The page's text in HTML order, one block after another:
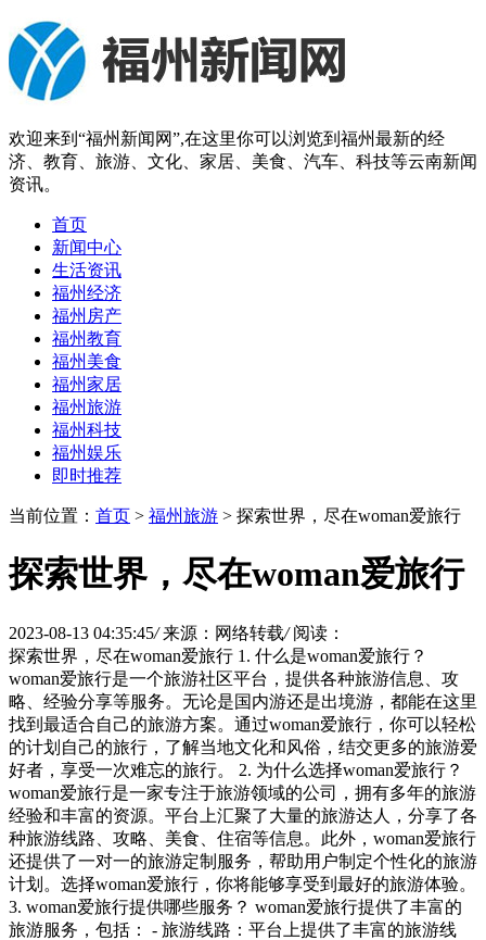
欢迎来到“福州新闻网”,在这里你可以浏览到福州最新的经
济、教育、旅游、文化、家居、美食、汽车、科技等云南新闻
资讯。
首页
新闻中心
生活资讯
福州经济
福州房产
福州教育
福州美食
福州家居
福州旅游
福州科技
福州娱乐
即时推荐
当前位置： 首页 > 福州旅游 > 探索世界，尽在woman爱旅行
探索世界，尽在woman爱旅行
2023-08-13 04:35:45/ 来源：网络转载/ 阅读：
探索世界，尽在woman爱旅行 1. 什么是woman爱旅行？
woman爱旅行是一个旅游社区平台，提供各种旅游信息、攻
略、经验分享等服务。无论是国内游还是出境游，都能在这里
找到最适合自己的旅游方案。通过woman爱旅行，你可以轻松
的计划自己的旅行，了解当地文化和风俗，结交更多的旅游爱
好者，享受一次难忘的旅行。 2. 为什么选择woman爱旅行？
woman爱旅行是一家专注于旅游领域的公司，拥有多年的旅游
经验和丰富的资源。平台上汇聚了大量的旅游达人，分享了各
种旅游线路、攻略、美食、住宿等信息。此外，woman爱旅行
还提供了一对一的旅游定制服务，帮助用户制定个性化的旅游
计划。选择woman爱旅行，你将能够享受到最好的旅游体验。
3. woman爱旅行提供哪些服务？ woman爱旅行提供了丰富的
旅游服务，包括： - 旅游线路：平台上提供了丰富的旅游线